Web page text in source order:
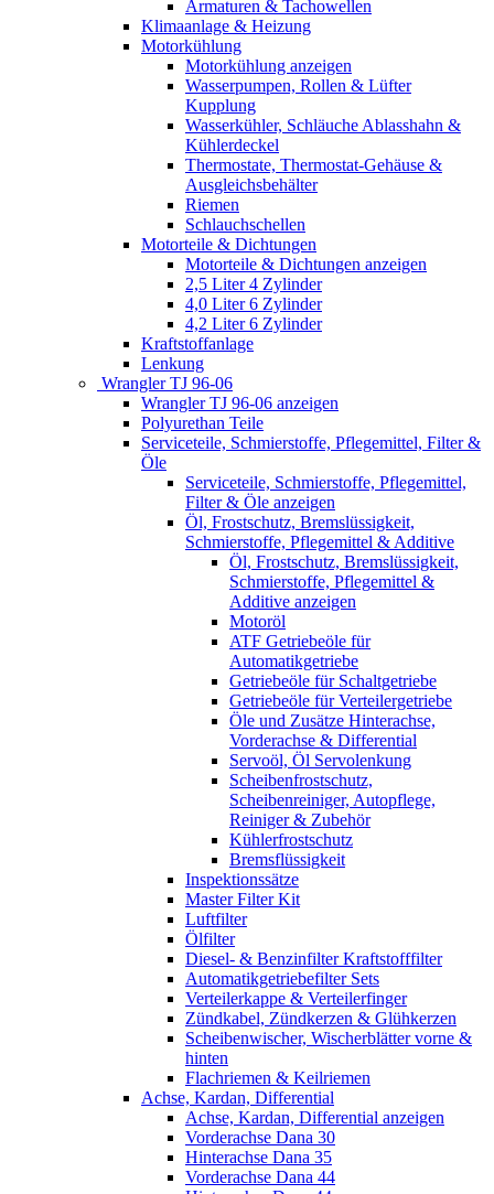
Armaturen & Tachowellen
Klimaanlage & Heizung
Motorkühlung
Motorkühlung anzeigen
Wasserpumpen, Rollen & Lüfter
Kupplung
Wasserkühler, Schläuche Ablasshahn &
Kühlerdeckel
Thermostate, Thermostat-Gehäuse &
Ausgleichsbehälter
Riemen
Schlauchschellen
Motorteile & Dichtungen
Motorteile & Dichtungen anzeigen
2,5 Liter 4 Zylinder
4,0 Liter 6 Zylinder
4,2 Liter 6 Zylinder
Kraftstoffanlage
Lenkung
Wrangler TJ 96-06
Wrangler TJ 96-06 anzeigen
Polyurethan Teile
Serviceteile, Schmierstoffe, Pflegemittel, Filter &
Öle
Serviceteile, Schmierstoffe, Pflegemittel,
Filter & Öle anzeigen
Öl, Frostschutz, Bremslüssigkeit,
Schmierstoffe, Pflegemittel & Additive
Öl, Frostschutz, Bremslüssigkeit,
Schmierstoffe, Pflegemittel &
Additive anzeigen
Motoröl
ATF Getriebeöle für
Automatikgetriebe
Getriebeöle für Schaltgetriebe
Getriebeöle für Verteilergetriebe
Öle und Zusätze Hinterachse,
Vorderachse & Differential
Servoöl, Öl Servolenkung
Scheibenfrostschutz,
Scheibenreiniger, Autopflege,
Reiniger & Zubehör
Kühlerfrostschutz
Bremsflüssigkeit
Inspektionssätze
Master Filter Kit
Luftfilter
Ölfilter
Diesel- & Benzinfilter Kraftstofffilter
Automatikgetriebefilter Sets
Verteilerkappe & Verteilerfinger
Zündkabel, Zündkerzen & Glühkerzen
Scheibenwischer, Wischerblätter vorne &
hinten
Flachriemen & Keilriemen
Achse, Kardan, Differential
Achse, Kardan, Differential anzeigen
Vorderachse Dana 30
Hinterachse Dana 35
Vorderachse Dana 44